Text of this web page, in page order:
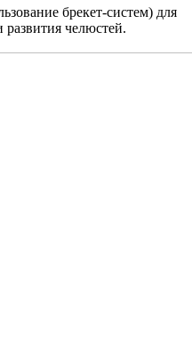
брекет-систем) для
развития челюстей.